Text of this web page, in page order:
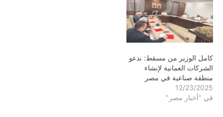
كامل الوزير من مسقط: ندعو
الشركات العمانية لإنشاء
منطقة صناعية في مصر
12/23/2025
في "أخبار مصر"